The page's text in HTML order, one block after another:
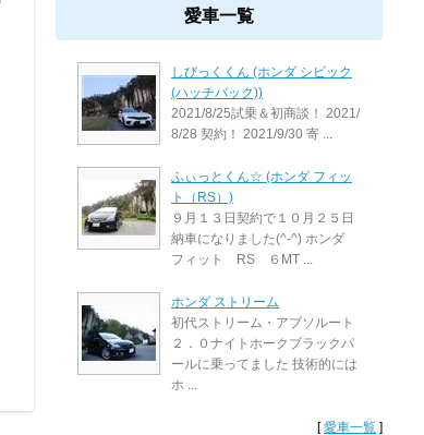
愛車一覧
しびっくくん (ホンダ シビック
(ハッチバック))
2021/8/25試乗＆初商談！ 2021/
8/28 契約！ 2021/9/30 寄 ...
ふぃっとくん☆ (ホンダ フィッ
ト（RS）)
９月１３日契約で１０月２５日
納車になりました(^-^) ホンダ
フィット RS ６MT ...
ホンダ ストリーム
初代ストリーム・アブソルート
２．０ナイトホークブラックパ
ールに乗ってました 技術的には
ホ ...
[愛車一覧 ]